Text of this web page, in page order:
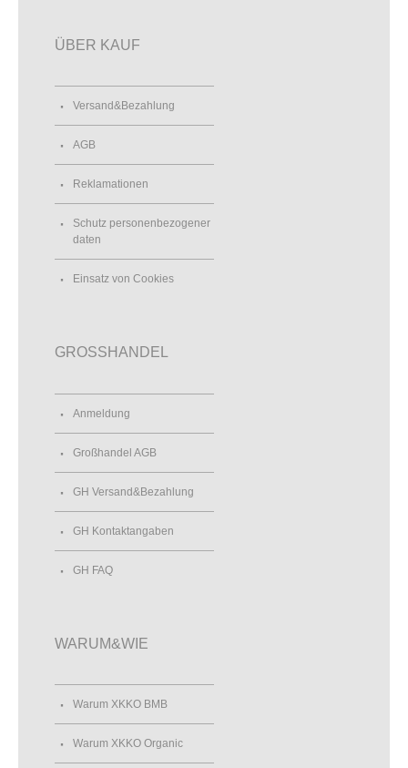
ÜBER KAUF
Versand&Bezahlung
AGB
Reklamationen
Schutz personenbezogener
daten
Einsatz von Cookies
GROSSHANDEL
Anmeldung
Großhandel AGB
GH Versand&Bezahlung
GH Kontaktangaben
GH FAQ
WARUM&WIE
Warum XKKO BMB
Warum XKKO Organic